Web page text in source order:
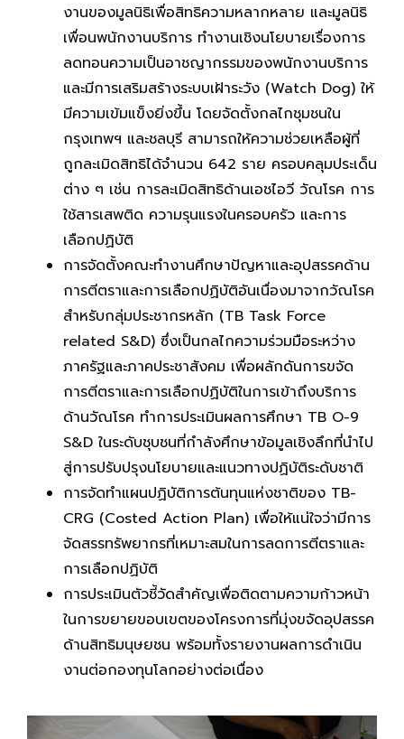
งานของมูลนิธิเพื่อสิทธิความหลากหลาย และมูลนิธิ
เพื่อนพนักงานบริการ ทำงานเชิงนโยบายเรื่องการ
ลดทอนความเป็นอาชญากรรมของพนักงานบริการ
และมีการเสริมสร้างระบบเฝ้าระวัง (Watch Dog) ให้
มีความเข้มแข็งยิ่งขึ้น โดยจัดตั้งกลไกชุมชนใน
กรุงเทพฯ และชลบุรี สามารถให้ความช่วยเหลือผู้ที่
ถูกละเมิดสิทธิได้จำนวน 642 ราย ครอบคลุมประเด็น
ต่าง ๆ เช่น การละเมิดสิทธิด้านเอชไอวี วัณโรค การ
ใช้สารเสพติด ความรุนแรงในครอบครัว และการ
เลือกปฏิบัติ
การจัดตั้งคณะทำงานศึกษาปัญหาและอุปสรรคด้าน
การตีตราและการเลือกปฏิบัติอันเนื่องมาจากวัณโรค
สำหรับกลุ่มประชากรหลัก (TB Task Force
related S&D) ซึ่งเป็นกลไกความร่วมมือระหว่าง
ภาครัฐและภาคประชาสังคม เพื่อผลักดันการขจัด
การตีตราและการเลือกปฏิบัติในการเข้าถึงบริการ
ด้านวัณโรค ทำการประเมินผลการศึกษา TB O-9
S&D ในระดับชุบชนที่กำลังศึกษาข้อมูลเชิงลึกที่นำไป
สู่การปรับปรุงนโยบายและแนวทางปฏิบัติระดับชาติ
การจัดทำแผนปฏิบัติการต้นทุนแห่งชาติของ TB-
CRG (Costed Action Plan) เพื่อให้แน่ใจว่ามีการ
จัดสรรทรัพยากรที่เหมาะสมในการลดการตีตราและ
การเลือกปฏิบัติ
การประเมินตัวชี้วัดสำคัญเพื่อติดตามความก้าวหน้า
ในการขยายขอบเขตของโครงการที่มุ่งขจัดอุปสรรค
ด้านสิทธิมนุษยชน พร้อมทั้งรายงานผลการดำเนิน
งานต่อกองทุนโลกอย่างต่อเนื่อง